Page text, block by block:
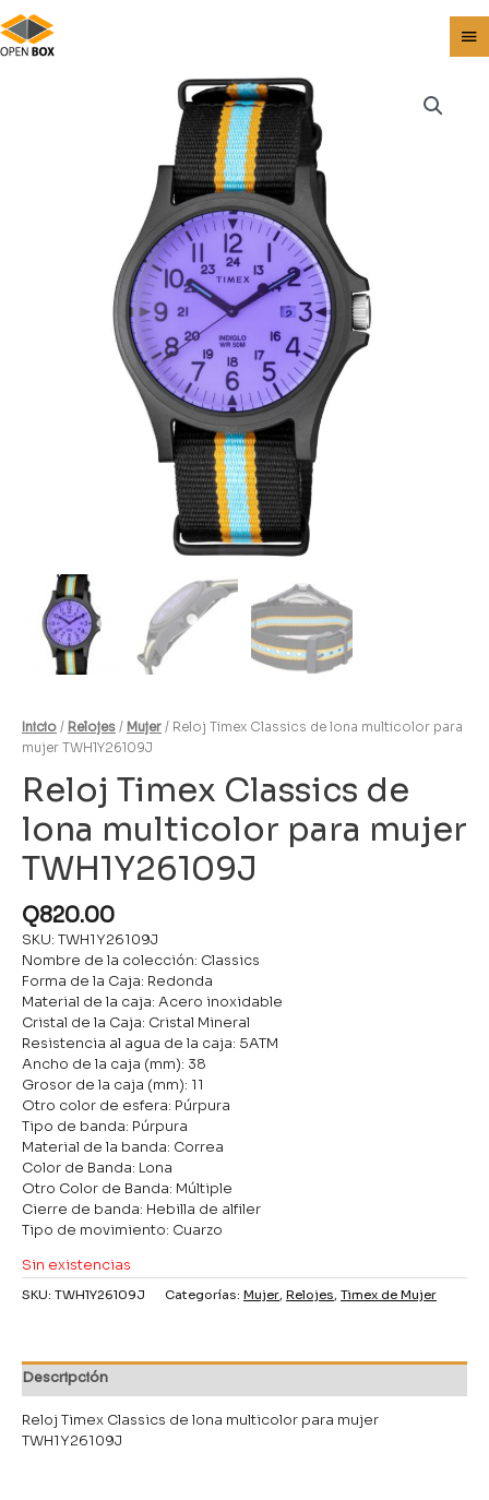
Inicio / Relojes / Mujer / Reloj Timex Classics de lona multicolor para
mujer TWH1Y26109J
Reloj Timex Classics de
lona multicolor para mujer
TWH1Y26109J
Q820.00
SKU: TWH1Y26109J
Nombre de la colección: Classics
Forma de la Caja: Redonda
Material de la caja: Acero inoxidable
Cristal de la Caja: Cristal Mineral
Resistencia al agua de la caja: 5ATM
Ancho de la caja (mm): 38
Grosor de la caja (mm): 11
Otro color de esfera: Púrpura
Tipo de banda: Púrpura
Material de la banda: Correa
Color de Banda: Lona
Otro Color de Banda: Múltiple
Cierre de banda: Hebilla de alfiler
Tipo de movimiento: Cuarzo
Sin existencias
SKU: TWH1Y26109J Categorías: Mujer, Relojes, Timex de Mujer
Descripción
Reloj Timex Classics de lona multicolor para mujer
TWH1Y26109J